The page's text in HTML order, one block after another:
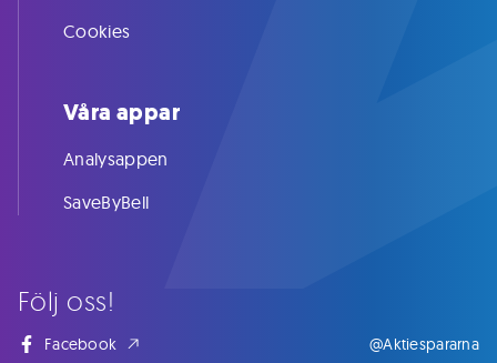
Följ oss!
Facebook @Aktiespararna
Cookies
Våra appar
Analysappen
SaveByBell